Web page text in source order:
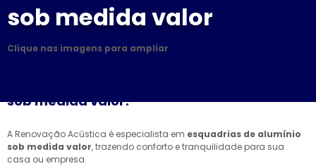
sob medida valor
Clique nas imagens para ampliar
sob medida valor!
A Renovação Acústica é especialista em esquadrias de alumínio
sob medida valor, trazendo conforto e tranquilidade para sua
casa ou empresa.